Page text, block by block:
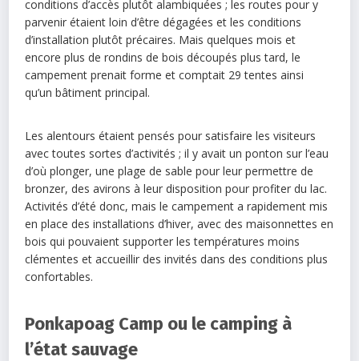
conditions d’accès plutôt alambiquées ; les routes pour y
parvenir étaient loin d’être dégagées et les conditions
d’installation plutôt précaires. Mais quelques mois et
encore plus de rondins de bois découpés plus tard, le
campement prenait forme et comptait 29 tentes ainsi
qu’un bâtiment principal.
Les alentours étaient pensés pour satisfaire les visiteurs
avec toutes sortes d’activités ; il y avait un ponton sur l’eau
d’où plonger, une plage de sable pour leur permettre de
bronzer, des avirons à leur disposition pour profiter du lac.
Activités d’été donc, mais le campement a rapidement mis
en place des installations d’hiver, avec des maisonnettes en
bois qui pouvaient supporter les températures moins
clémentes et accueillir des invités dans des conditions plus
confortables.
Ponkapoag Camp ou le camping à
l’état sauvage